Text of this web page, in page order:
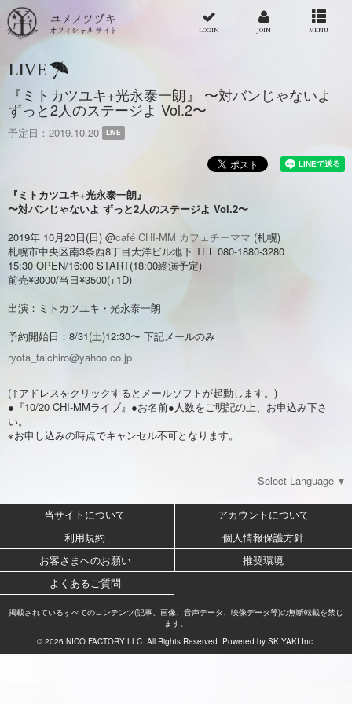
LOGIN JOIN MENU
LIVE
『ミトカツユキ+光永泰一朗』 〜対バンじゃないよ
ずっと2人のステージよ Vol.2〜
予定日 2019.10.20 LIVE
『ミトカツユキ+光永泰一朗』
〜対バンじゃないよ ずっと2人のステージよ Vol.2〜
2019年 10月20日(日) @café CHI-MM カフェチーママ (札幌)
札幌市中央区南3条西8丁目大洋ビル地下 TEL 080-1880-3280
15:30 OPEN/16:00 START(18:00終演予定)
前売¥3000/当日¥3500(+1D)
出演：ミトカツユキ・光永泰一朗
予約開始日：8/31(土)12:30〜 下記メールのみ
ryota_taichiro@yahoo.co.jp
(↑アドレスをクリックするとメールソフトが起動します。)
●『10/20 CHI-MMライブ』●お名前●人数をご明記の上、お申込み下さ
い。
※お申し込みの時点でキャンセル不可となります。
Select Language ▼
当サイトについて
アカウントについて
利用規約
個人情報保護方針
お客さまへのお願い
推奨環境
よくあるご質問
掲載されているすべてのコンテンツ(記事、画像、音声データ、映像データ等)の無断転載を禁じ
ます。
© 2026 NICO FACTORY LLC. All Rights Reserved. Powered by SKIYAKI Inc.